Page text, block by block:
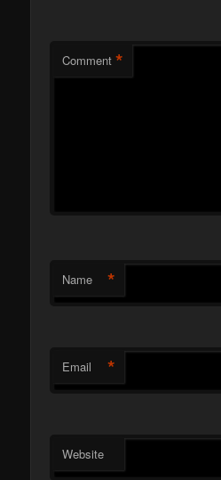
Comment *
Name *
Email *
Website